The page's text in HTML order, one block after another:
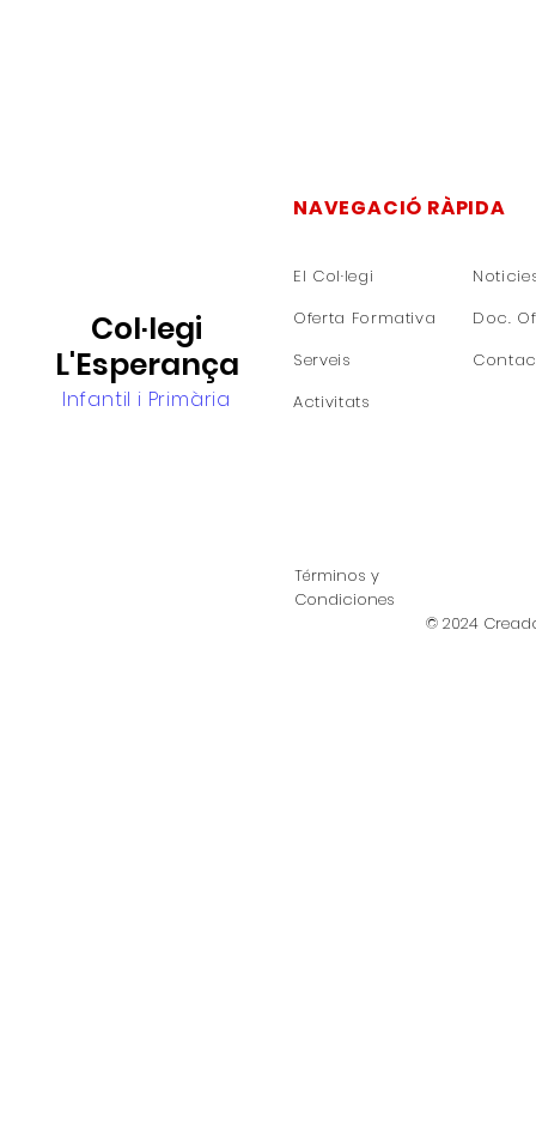
Col·legi
L'Esperança
Infantil i Primària
NAVEGACIÓ RÀPIDA
El Col·legi
Oferta Formativa
Serveis
Activitats
Doc.
Términos y
Condiciones
© 2024